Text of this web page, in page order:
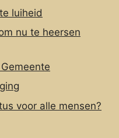
luiheid
nu te heersen
voor alle mensen?